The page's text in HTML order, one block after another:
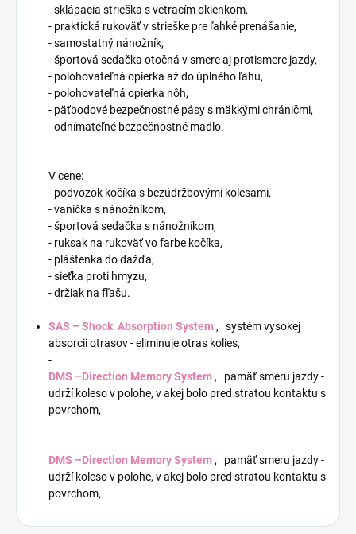
- sklápacia strieška s vetracím okienkom,
- praktická rukoväť v strieške pre ľahké prenášanie,
- samostatný nánožník,
- športová sedačka otočná v smere aj protismere jazdy,
- polohovateľná opierka až do úplného ľahu,
- polohovateľná opierka nôh,
- päťbodové bezpečnostné pásy s mäkkými chráničmi,
- odnímateľné bezpečnostné madlo.
V cene:
- podvozok kočíka s bezúdržbovými kolesami,
- vanička s nánožníkom,
- športová sedačka s nánožníkom,
- ruksak na rukoväť vo farbe kočíka,
- pláštenka do dažďa,
- sieťka proti hmyzu,
- držiak na fľašu.
SAS – Shock Absorption System , systém vysokej
absorcii otrasov - eliminuje otras kolies,
-
DMS –Direction Memory System , pamäť smeru jazdy -
udrží koleso v polohe, v akej bolo pred stratou kontaktu s
povrchom,
DMS –Direction Memory System , pamäť smeru jazdy -
udrží koleso v polohe, v akej bolo pred stratou kontaktu s
povrchom,